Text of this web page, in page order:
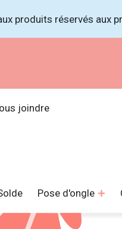
produits réservés aux
joindre
Pose d'ongle